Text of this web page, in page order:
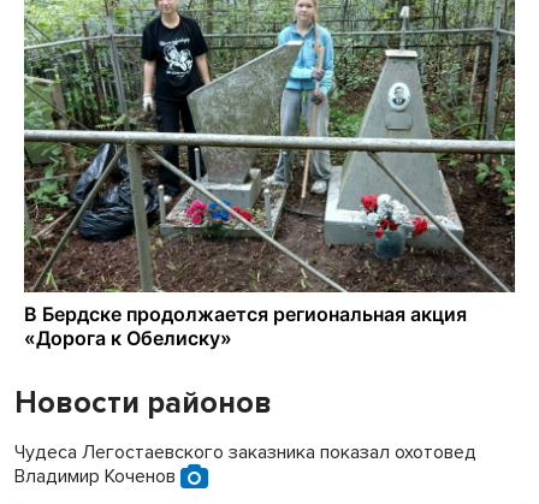
Новости районов
Чудеса Легостаевского заказника показал охотовед
Владимир Коченов